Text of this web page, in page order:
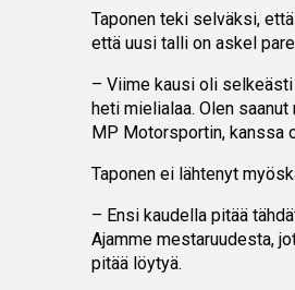
Taponen teki selväksi,
että uusi talli on askel
– Viime kausi oli
heti mielialaa. Olen
MP Motorsportin, kanssa
Taponen ei lähtenyt
– Ensi kaudella pitää
Ajamme mestaruudesta,
pitää löytyä.